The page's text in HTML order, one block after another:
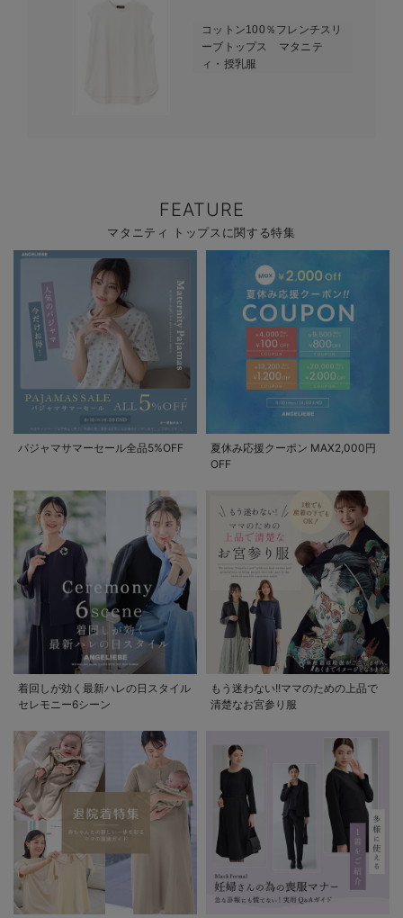
コットン100％フレンチスリ
ーブトップス マタニテ
ィ・授乳服
FEATURE
マタニティ トップスに関する特集
パジャマサマーセール全品5%OFF
夏休み応援クーポン MAX2,000円
OFF
着回しが効く最新ハレの日スタイル
セレモニー6シーン
もう迷わない!!ママのための上品で
清楚なお宮参り服